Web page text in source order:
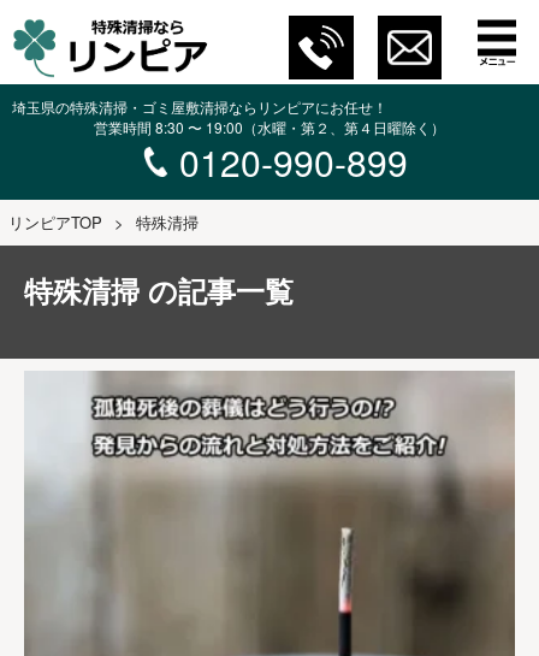
埼玉県の特殊清掃・ゴミ屋敷清掃ならリンピアにお任せ！
営業時間 8:30 〜 19:00（水曜・第２、第４日曜除く）
0120-990-899
リンピアTOP > 特殊清掃
特殊清掃 の記事一覧